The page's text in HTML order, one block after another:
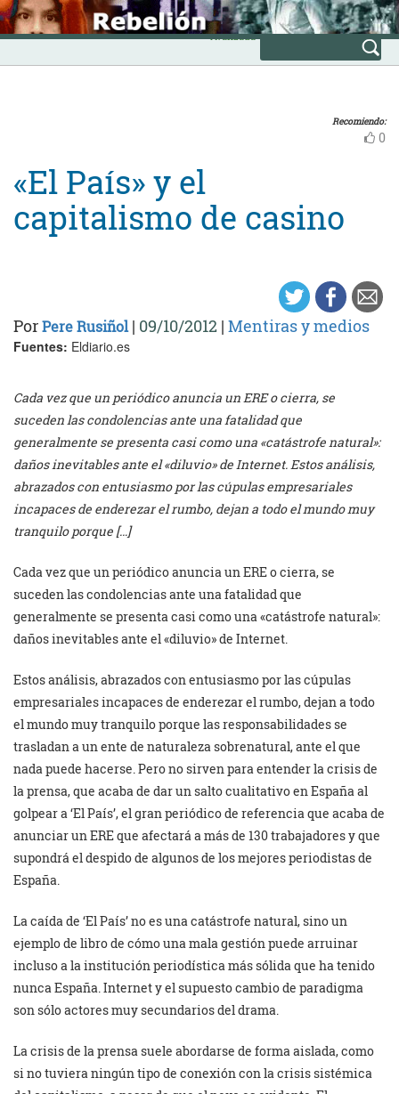
Skip
to
content
INICIO
Avanzada
Recomiendo:
0
«El País» y el
capitalismo de casino
PorPere Rusiñol| 09/10/2012 | Mentiras y medios
Fuentes: Eldiario.es
Cada vez que un periódico anuncia un ERE o cierra, se
suceden las condolencias ante una fatalidad que
generalmente se presenta casi como una «catástrofe natural»:
daños inevitables ante el «diluvio» de Internet. Estos análisis,
abrazados con entusiasmo por las cúpulas empresariales
incapaces de enderezar el rumbo, dejan a todo el mundo muy
tranquilo porque […]
Cada vez que un periódico anuncia un ERE o cierra, se
suceden las condolencias ante una fatalidad que
generalmente se presenta casi como una «catástrofe natural»:
daños inevitables ante el «diluvio» de Internet.
Estos análisis, abrazados con entusiasmo por las cúpulas
empresariales incapaces de enderezar el rumbo, dejan a todo
el mundo muy tranquilo porque las responsabilidades se
trasladan a un ente de naturaleza sobrenatural, ante el que
nada puede hacerse. Pero no sirven para entender la crisis de
la prensa, que acaba de dar un salto cualitativo en España al
golpear a ‘El País’, el gran periódico de referencia que acaba de
anunciar un ERE que afectará a más de 130 trabajadores y que
supondrá el despido de algunos de los mejores periodistas de
España.
La caída de ‘El País’ no es una catástrofe natural, sino un
ejemplo de libro de cómo una mala gestión puede arruinar
incluso a la institución periodística más sólida que ha tenido
nunca España. Internet y el supuesto cambio de paradigma
son sólo actores muy secundarios del drama.
La crisis de la prensa suele abordarse de forma aislada, como
si no tuviera ningún tipo de conexión con la crisis sistémica